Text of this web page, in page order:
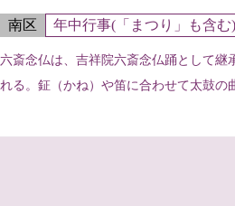
南区 年中行事(「まつり」も含む)
六斎念仏は、吉祥院六斎念仏踊として継
れる。鉦（かね）や笛に合わせて太鼓の